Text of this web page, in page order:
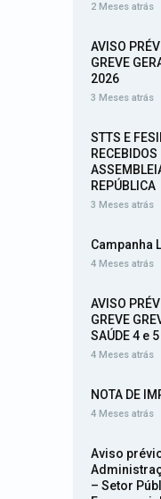
2 Meses atrás
AVISO
GREVE
2026
3 Meses atrás
STTS E
RECEBIDOS
REPÚBLICA
3 Meses atrás
Campanha
4 Meses atrás
AVISO
GREVE
SAÚDE 4 e
4 Meses atrás
NOTA DE
4 Meses atrás
Aviso
– Setor